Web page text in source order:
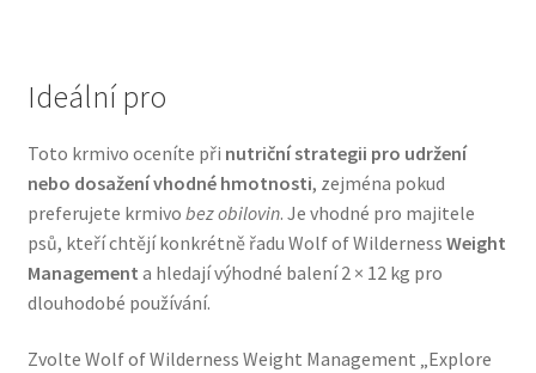
Ideální pro
Toto krmivo oceníte při nutriční strategii pro udržení
nebo dosažení vhodné hmotnosti, zejména pokud
preferujete krmivo bez obilovin. Je vhodné pro majitele
psů, kteří chtějí konkrétně řadu Wolf of Wilderness Weight
Management a hledají výhodné balení 2 × 12 kg pro
dlouhodobé používání.
Zvolte Wolf of Wilderness Weight Management „Explore